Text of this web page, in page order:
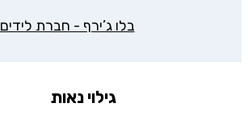
בלו ג’ירף - חברת לידים
גילוי נאות